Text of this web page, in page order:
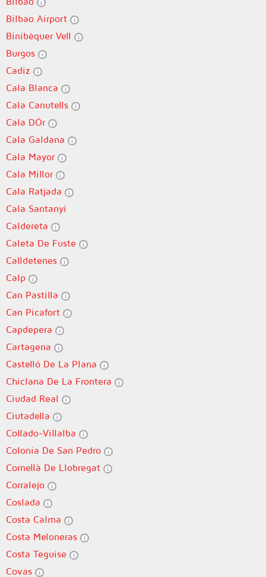
Bilbao Airport
Binibèquer Vell
Burgos
Cadiz
Cala Blanca
Cala Canutells
Cala DÓr
Cala Galdana
Cala Mayor
Cala Millor
Cala Ratjada
Cala Santanyí
Caldereta
Caleta De Fuste
Calldetenes
Calp
Can Pastilla
Can Picafort
Capdepera
Cartagena
Castelló De La Plana
Chiclana De La Frontera
Ciudad Real
Ciutadella
Collado-Villalba
Colonia De San Pedro
Cornellà De Llobregat
Corralejo
Coslada
Costa Calma
Costa Meloneras
Costa Teguise
Covas